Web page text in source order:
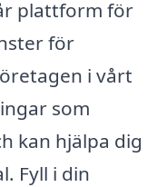
plattform för
för
i vårt
som
kan hjälpa dig
Fyll i din